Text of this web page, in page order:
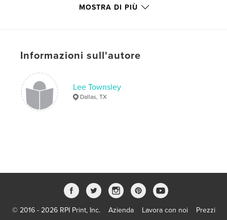
MOSTRA DI PIÙ
Informazioni sull'autore
Lee Townsley
Dallas, TX
© 2016 - 2026 RPI Print, Inc. Azienda Lavora con noi Prezzi